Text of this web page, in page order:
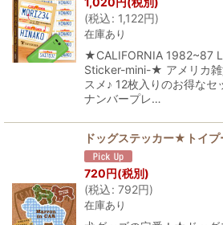
(税込: 1,122円)
在庫あり
★CALIFORNIA 1982~87
Sticker-mini-★ アメリカ雑
スメ♪ 12枚入りのお得なセ
ナンバープレ…
ドッグステッカー★トイプ
720円(税別)
(税込: 792円)
在庫あり